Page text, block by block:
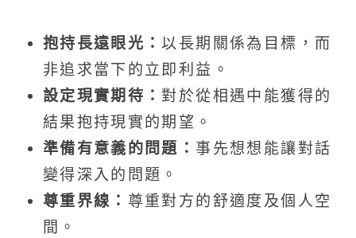
抱持長遠眼光：以長期關係為目標，而
非追求當下的立即利益。
設定現實期待： 對於從相遇中能獲得的
結果抱持現實的期望。
準備有意義的問題： 事先想想能讓對話
變得深入的問題。
尊重界線： 尊重對方的舒適度及個人空
間。